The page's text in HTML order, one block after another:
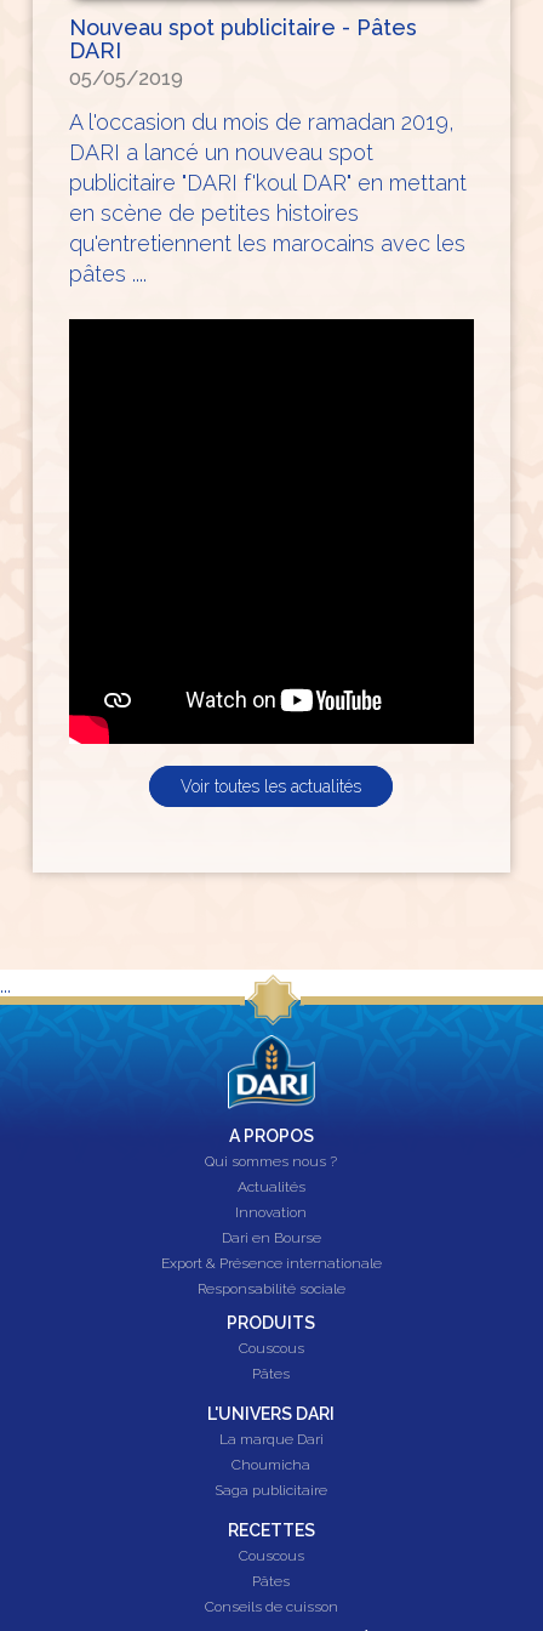
Nouveau spot publicitaire - Pâtes
DARI
05/05/2019
A l'occasion du mois de ramadan 2019,
DARI a lancé un nouveau spot
publicitaire "DARI f'koul DAR" en mettant
en scène de petites histoires
qu'entretiennent les marocains avec les
pâtes ....
Voir toutes les actualités
...
A PROPOS
Qui sommes nous ?
Actualités
Innovation
Dari en Bourse
Export & Présence internationale
Responsabilité sociale
PRODUITS
Couscous
Pâtes
L'UNIVERS DARI
La marque Dari
Choumicha
Saga publicitaire
RECETTES
Couscous
Pâtes
Conseils de cuisson